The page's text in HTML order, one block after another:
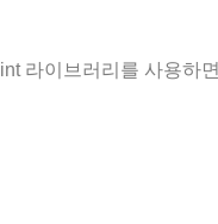
라이브러리를 사용하면